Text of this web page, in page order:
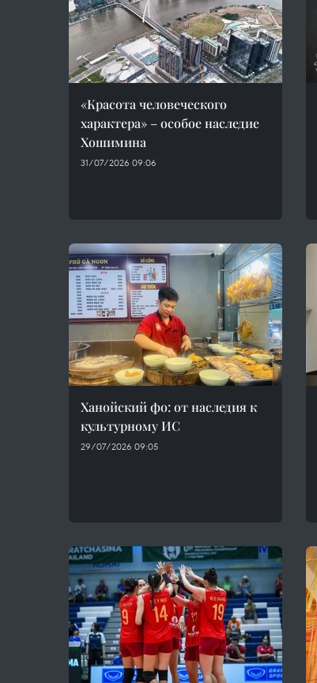
«Красота человеческого
характера» – особое наследие
Хошимина
31/07/2026 09:06
Ханойский фо: от наследия к
культурному ИС
29/07/2026 09:05